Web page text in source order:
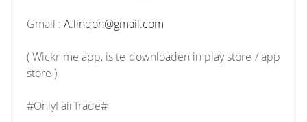
Gmail : A.linqon@gmail.com
( Wickr me app, is te downloaden in play store / app
store )
#OnlyFairTrade#